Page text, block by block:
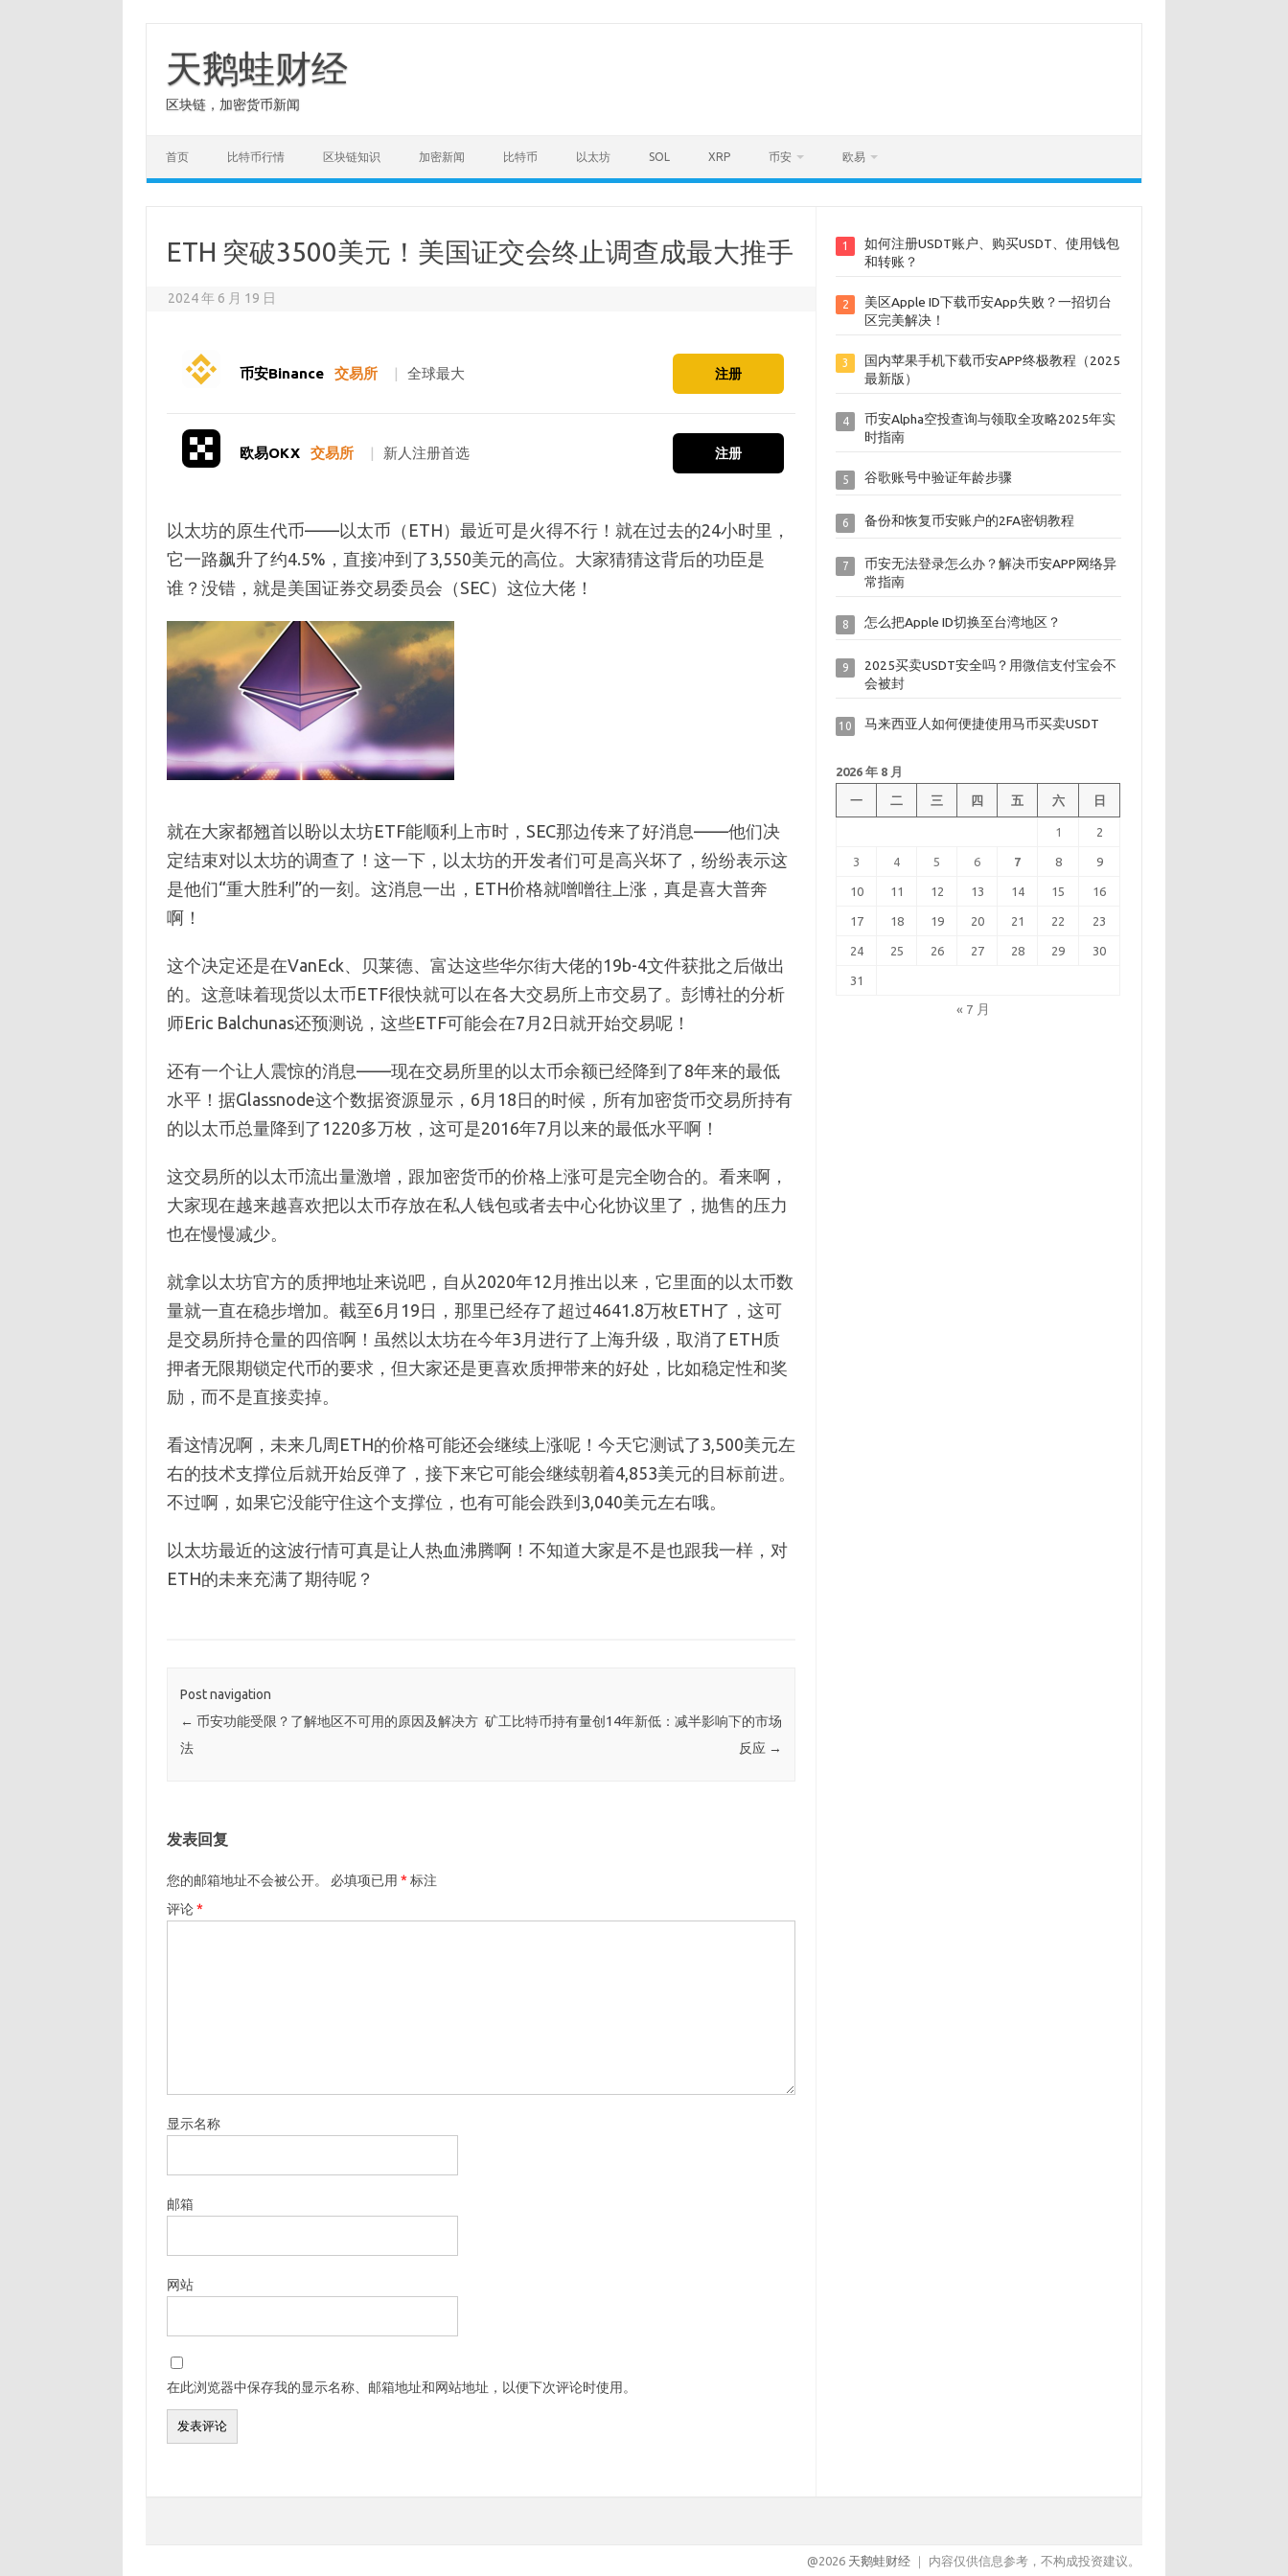
content
天鹅蛙财经
区块链，加密货币新闻
首页 比特币行情 区块链知识 加密新闻 比特币 以太坊 SOL XRP 币安 欧易
ETH 突破3500美元！美国证交会终止调查成最大推手
2024 年 6 月 19 日
币安Binance 交易所 | 全球最大 注册
欧易OKX 交易所 | 新人注册首选 注册
以太坊的原生代币——以太币（ETH）最近可是火得不行！就在过去的24小时里，
它一路飙升了约4.5%，直接冲到了3,550美元的高位。大家猜猜这背后的功臣是
谁？没错，就是美国证券交易委员会（SEC）这位大佬！
就在大家都翘首以盼以太坊ETF能顺利上市时，SEC那边传来了好消息——他们决
定结束对以太坊的调查了！这一下，以太坊的开发者们可是高兴坏了，纷纷表示这
是他们“重大胜利”的一刻。这消息一出，ETH价格就噌噌往上涨，真是喜大普奔
啊！
这个决定还是在VanEck、贝莱德、富达这些华尔街大佬的19b-4文件获批之后做出
的。这意味着现货以太币ETF很快就可以在各大交易所上市交易了。彭博社的分析
师Eric Balchunas还预测说，这些ETF可能会在7月2日就开始交易呢！
还有一个让人震惊的消息——现在交易所里的以太币余额已经降到了8年来的最低
水平！据Glassnode这个数据资源显示，6月18日的时候，所有加密货币交易所持有
的以太币总量降到了1220多万枚，这可是2016年7月以来的最低水平啊！
这交易所的以太币流出量激增，跟加密货币的价格上涨可是完全吻合的。看来啊，
大家现在越来越喜欢把以太币存放在私人钱包或者去中心化协议里了，抛售的压力
也在慢慢减少。
就拿以太坊官方的质押地址来说吧，自从2020年12月推出以来，它里面的以太币数
量就一直在稳步增加。截至6月19日，那里已经存了超过4641.8万枚ETH了，这可
是交易所持仓量的四倍啊！虽然以太坊在今年3月进行了上海升级，取消了ETH质
押者无限期锁定代币的要求，但大家还是更喜欢质押带来的好处，比如稳定性和奖
励，而不是直接卖掉。
看这情况啊，未来几周ETH的价格可能还会继续上涨呢！今天它测试了3,500美元左
右的技术支撑位后就开始反弹了，接下来它可能会继续朝着4,853美元的目标前进。
不过啊，如果它没能守住这个支撑位，也有可能会跌到3,040美元左右哦。
以太坊最近的这波行情可真是让人热血沸腾啊！不知道大家是不是也跟我一样，对
ETH的未来充满了期待呢？
Post navigation
← 币安功能受限？了解地区不可用的原因及解决方
法
矿工比特币持有量创14年新低：减半影响下的市场
反应 →
发表回复
您的邮箱地址不会被公开。 必填项已用 * 标注
评论*
显示名称
邮箱
网站
在此浏览器中保存我的显示名称、邮箱地址和网站地址，以便下次评论时使用。
1
如何注册USDT账户、购买USDT、使用钱包
和转账？
2
美区Apple ID下载币安App失败？一招切台
区完美解决！
3
国内苹果手机下载币安APP终极教程（2025
最新版）
4
币安Alpha空投查询与领取全攻略2025年实
时指南
5 谷歌账号中验证年龄步骤
6 备份和恢复币安账户的2FA密钥教程
7
币安无法登录怎么办？解决币安APP网络异
常指南
8 怎么把Apple ID切换至台湾地区？
9
2025买卖USDT安全吗？用微信支付宝会不
会被封
10 马来西亚人如何便捷使用马币买卖USDT
2026 年 8 月
一 二 三 四 五 六 日
1 2
3 4 5 6 7 8 9
10 11 12 13 14 15 16
17 18 19 20 21 22 23
24 25 26 27 28 29 30
31
« 7 月
@2026 天鹅蛙财经 ｜ 内容仅供信息参考，不构成投资建议。